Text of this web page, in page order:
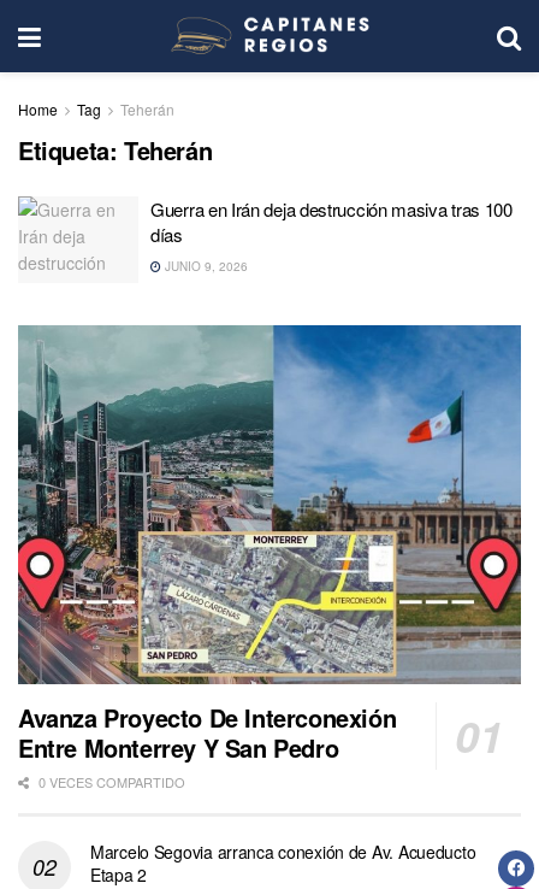
Home Tag Teherán
Etiqueta: Teherán
Guerra en Irán deja destrucción masiva tras 100
días
JUNIO 9, 2026
Avanza Proyecto De Interconexión
Entre Monterrey Y San Pedro
0 VECES COMPARTIDO
Marcelo Segovia arranca conexión de Av. Acueducto
Etapa 2